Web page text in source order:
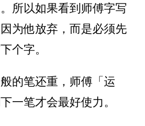
所以如果看到师傅字写
为他放弃，而是必须先
个字。
的笔还重，师傅「运
一笔才会最好使力。